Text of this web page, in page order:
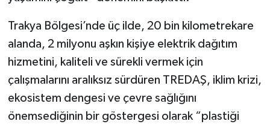
Trakya Bölgesi’nde üç ilde, 20 bin kilometrekare
alanda, 2 milyonu aşkın kişiye elektrik dağıtım
hizmetini, kaliteli ve sürekli vermek için
çalışmalarını aralıksız sürdüren TREDAŞ, iklim krizi,
ekosistem dengesi ve çevre sağlığını
önemsediğinin bir göstergesi olarak “plastiği